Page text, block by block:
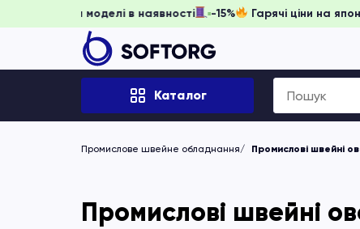
забронювати, доки моделі в наявності -15% Гарячі
Каталог
Search
for:
Промислове швейне обладнання Промислові швейні
Промислові швейні